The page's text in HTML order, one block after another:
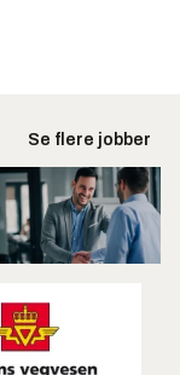
Se flere jobber